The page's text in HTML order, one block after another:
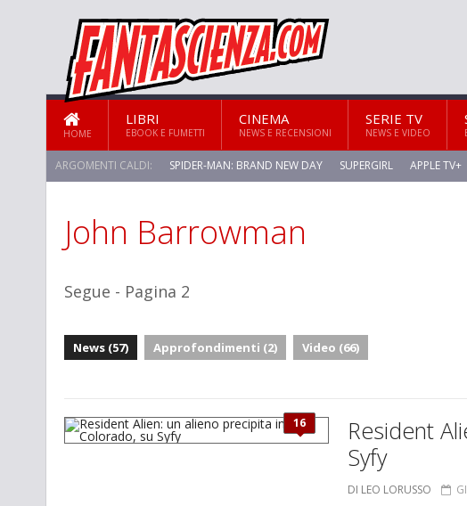
HOME
LIBRI
EBOOK E FUMETTI
CINEMA
NEWS E RECENSIONI
SERIE TV
NEWS E VIDEO
ARGOMENTI CALDI: SPIDER-MAN: BRAND NEW DAY SUPERGIRL APPLE TV+
STAR TREK: STRANGE NEW WORLDS
John Barrowman
Segue - Pagina 2
News (57) Approfondimenti (2) Video (66)
16
Resident
Syfy
DI LEO LORUSSO